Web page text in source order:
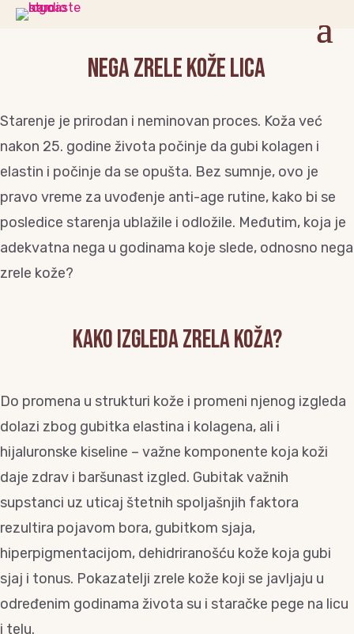
Nega zrele kože lica
Starenje je prirodan i neminovan proces. Koža već
nakon 25. godine života počinje da gubi kolagen i
elastin i počinje da se opušta. Bez sumnje, ovo je
pravo vreme za uvođenje anti-age rutine, kako bi se
posledice starenja ublažile i odložile. Međutim, koja je
adekvatna nega u godinama koje slede, odnosno nega
zrele kože?
Kako izgleda zrela koža?
Do promena u strukturi kože i promeni njenog izgleda
dolazi zbog gubitka elastina i kolagena, ali i
hijaluronske kiseline – važne komponente koja koži
daje zdrav i baršunast izgled. Gubitak važnih
supstanci uz uticaj štetnih spoljašnjih faktora
rezultira pojavom bora, gubitkom sjaja,
hiperpigmentacijom, dehidriranošću kože koja gubi
sjaj i tonus. Pokazatelji zrele kože koji se javljaju u
određenim godinama života su i staračke pege na licu
i telu.